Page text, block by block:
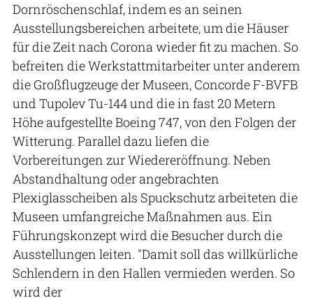
Dornröschenschlaf, indem es an seinen
Ausstellungsbereichen arbeitete, um die Häuser
für die Zeit nach Corona wieder fit zu machen. So
befreiten die Werkstattmitarbeiter unter anderem
die Großflugzeuge der Museen, Concorde F-BVFB
und Tupolev Tu-144 und die in fast 20 Metern
Höhe aufgestellte Boeing 747, von den Folgen der
Witterung. Parallel dazu liefen die
Vorbereitungen zur Wiedereröffnung. Neben
Abstandhaltung oder angebrachten
Plexiglasscheiben als Spuckschutz arbeiteten die
Museen umfangreiche Maßnahmen aus. Ein
Führungskonzept wird die Besucher durch die
Ausstellungen leiten. "Damit soll das willkürliche
Schlendern in den Hallen vermieden werden. So
wird der